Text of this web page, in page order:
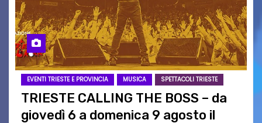
EVENTI TRIESTE E PROVINCIA MUSICA SPETTACOLI TRIESTE
TRIESTE CALLING THE BOSS – da
giovedì 6 a domenica 9 agosto il